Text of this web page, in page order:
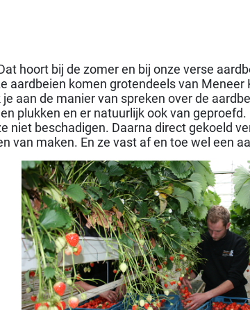
hoort bij de zomer en bij onze verse
aardbeien komen grotendeels van
aan de manier van spreken over de
plukken en er natuurlijk ook van
niet beschadigen. Daarna direct gekoeld
van maken. En ze vast af en toe wel een